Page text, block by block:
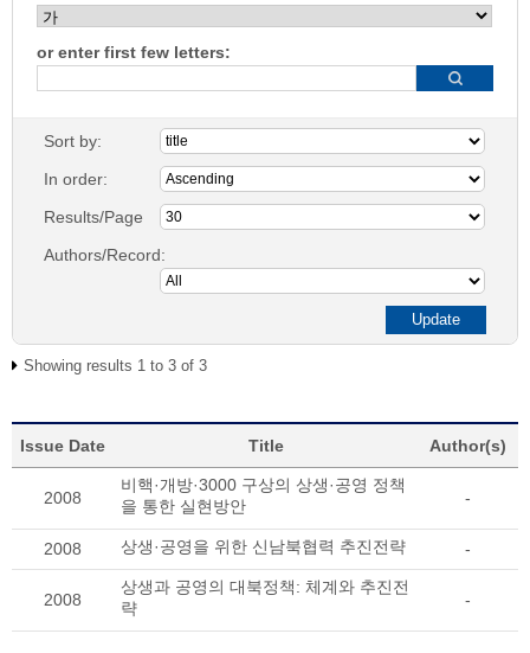
or enter first few letters:
Sort by:
In order:
Results/Page
Authors/Record:
Showing results 1 to 3 of 3
Issue Date Title Author(s)
2008
비핵·개방·3000 구상의 상생·공영 정책
을 통한 실현방안
-
2008 상생·공영을 위한 신남북협력 추진전략 -
2008
상생과 공영의 대북정책: 체계와 추진전
략
-